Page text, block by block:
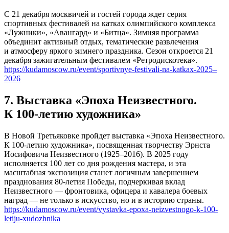
С 21 декабря москвичей и гостей города ждет серия
спортивных фестивалей на катках олимпийского комплекса
«Лужники», «Авангард» и «Битца». Зимняя программа
объединит активный отдых, тематические развлечения
и атмосферу яркого зимнего праздника. Сезон откроется 21
декабря зажигательным фестивалем «Ретродискотека».
https://kudamoscow.ru/event/sportivnye-festivali-na-katkax-2025–
2026
7. Выставка «Эпоха Неизвестного.
К 100-летию художника»
В Новой Третьяковке пройдет выставка «Эпоха Неизвестного.
К 100-летию художника», посвященная творчеству Эрнста
Иосифовича Неизвестного (1925–2016). В 2025 году
исполняется 100 лет со дня рождения мастера, и эта
масштабная экспозиция станет логичным завершением
празднования 80-летия Победы, подчеркивая вклад
Неизвестного — фронтовика, офицера и кавалера боевых
наград — не только в искусство, но и в историю страны.
https://kudamoscow.ru/event/vystavka-epoxa-neizvestnogo-k-100-
letiju-xudozhnika